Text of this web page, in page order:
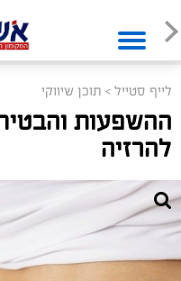
לייף סטייל > תוכן שיווקי
ההשפעות
להרזיה